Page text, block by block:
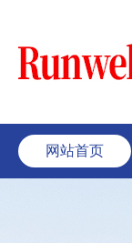
网站首页